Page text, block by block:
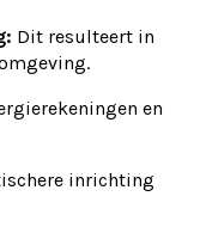
Dit resulteert in
en
inrichting